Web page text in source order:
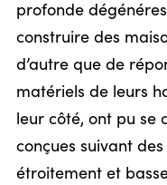
profonde
construire des
d’autre que de
matériels de leurs
leur côté, ont pu se
conçues suivant
étroitement et